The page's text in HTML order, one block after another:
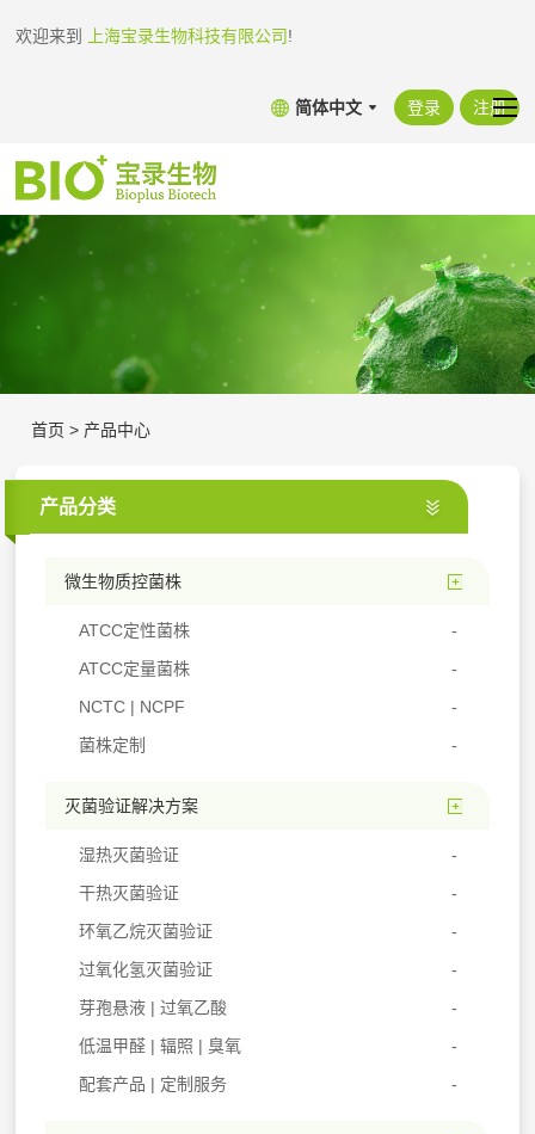
欢迎来到 上海宝录生物科技有限公司!
简体中文 登录 注册
首页 > 产品中心
产品分类
微生物质控菌株
ATCC定性菌株
ATCC定量菌株
NCTC | NCPF
菌株定制
灭菌验证解决方案
湿热灭菌验证
干热灭菌验证
环氧乙烷灭菌验证
过氧化氢灭菌验证
芽孢悬液 | 过氧乙酸
低温甲醛 | 辐照 | 臭氧
配套产品 | 定制服务